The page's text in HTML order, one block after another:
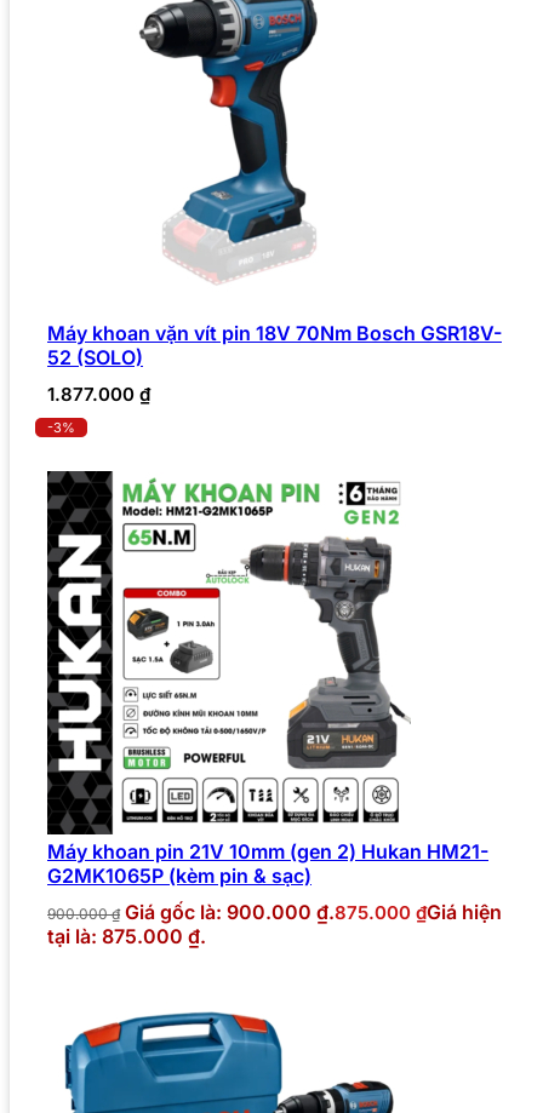
Máy khoan vặn vít pin 18V 70Nm Bosch GSR18V-
52 (SOLO)
1.877.000 ₫
-3%
Máy khoan pin 21V 10mm (gen 2) Hukan HM21-
G2MK1065P (kèm pin & sạc)
900.000₫ Giá gốc là: 900.000 ₫.875.000 ₫Giá hiện
tại là: 875.000 ₫.